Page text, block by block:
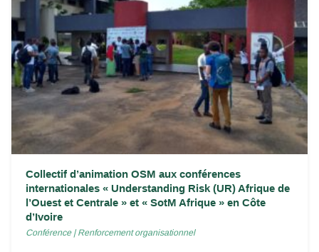
Collectif d’animation OSM aux conférences
internationales « Understanding Risk (UR) Afrique de
l’Ouest et Centrale » et « SotM Afrique » en Côte
d’Ivoire
Conférence|Renforcement organisationnel